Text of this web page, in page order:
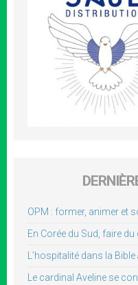
OPM : former, animer et
En Corée du Sud, faire
L’hospitalité dans la Bible
Le cardinal Aveline se